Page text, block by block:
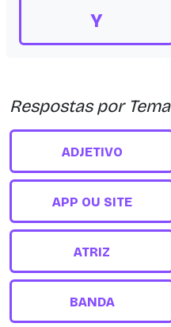
Y
Respostas por Tema
ADJETIVO
APP OU SITE
ATRIZ
BANDA